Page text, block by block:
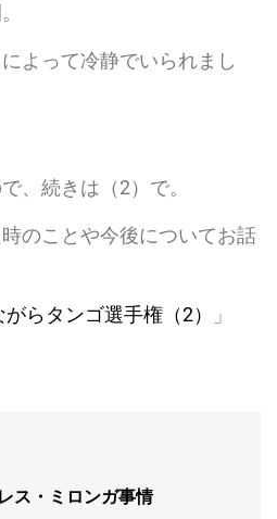
よって冷静でいられまし
、続きは（2）で。
のことや今後についてお話
らタンゴ選手権（2） 」
ス・ミロンガ事情